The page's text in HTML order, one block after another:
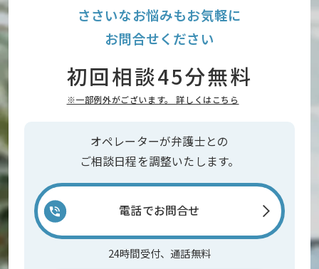
ささいなお悩みもお気軽に
お問合せください
初回相談45分無料
※一部例外がございます。 詳しくはこちら
オペレーターが弁護士との
ご相談日程を調整いたします。
電話でお問合せ
24時間受付、通話無料